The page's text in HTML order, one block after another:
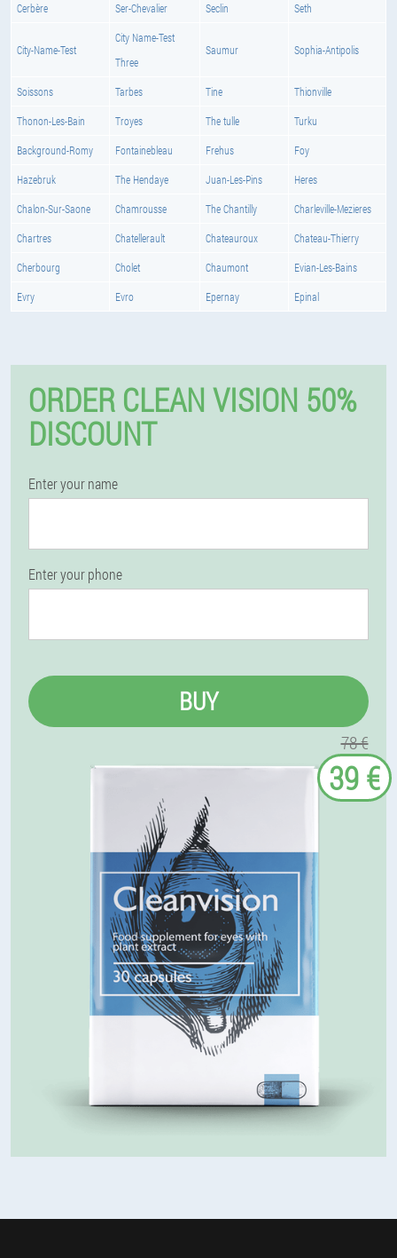
Cerbère Ser-Chevalier Seclin Seth
City-Name-Test
City Name-Test
Three
Saumur Sophia-Antipolis
Soissons Tarbes Tine Thionville
Thonon-Les-Bain Troyes The tulle Turku
Background-Romy Fontainebleau Frehus Foy
Hazebruk The Hendaye Juan-Les-Pins Heres
Chalon-Sur-Saone Chamrousse The Chantilly Charleville-Mezieres
Chartres Chatellerault Chateauroux Chateau-Thierry
Cherbourg Cholet Chaumont Evian-Les-Bains
Evry Evro Epernay Epinal
ORDER CLEAN VISION 50%
DISCOUNT
Enter your name
Enter your phone
BUY
78 €
39 €